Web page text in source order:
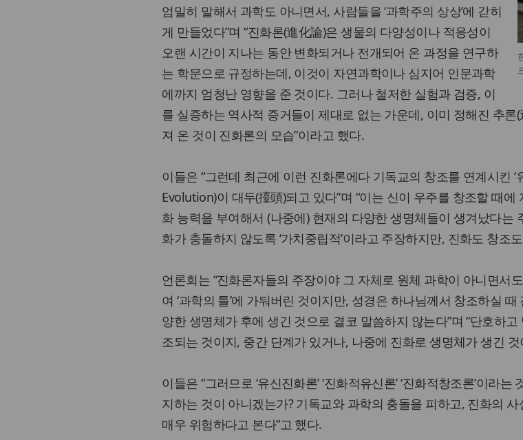
엄밀히 말해서 과학도 아니면서, 사람들을 ‘과학주의 상상’에 갇히
게 만들었다”며 “진화론(進化論)은 생물의 다양성이나 적응성이
오랜 시간이 지나는 동안 변화되거나 전개되어 온 과정을 연구하
는 학문으로 규정하는데, 이것이 자연과학이나 심지어 인문과학
에까지 엄청난 영향을 준 것이다. 그러나 철저한 실험과 검증, 이
를 실증하는 역사적 증거들이 제대로 없는 가운데, 이미 정해진 추론
져 온 것이 진화론의 모습”이라고 했다.
이들은 “그런데 최근에 이런 진화론에다 기독교의 창조를 연계시킨 ‘
Evolution)이 대두(擡頭)되고 있다”며 “이는 신이 우주를 창조할 때에
화 능력을 부여해서 (나중에) 현재의 다양한 생명체들이 생겨났다는
화가 충돌하지 않도록 ‘가치중립적’이라고 주장하지만, 진화도 창조
언론회는 “진화론자들의 주장이야 그 자체로 원체 과학이 아니면서
여 ‘과학의 틀’에 가둬버린 것이지만, 성경은 하나님께서 창조하실
양한 생명체가 후에 생긴 것으로 결코 말씀하지 않는다”며 “단호하
조되는 것이지, 중간 단계가 있거나, 나중에 진화로 생명체가 생긴 것
이들은 “그러므로 ‘유신진화론’ ‘진화적유신론’ ‘진화적창조론’이라는
지하는 것이 아니겠는가? 기독교와 과학의 충돌을 피하고, 진화의
매우 위험하다고 본다”고 했다.